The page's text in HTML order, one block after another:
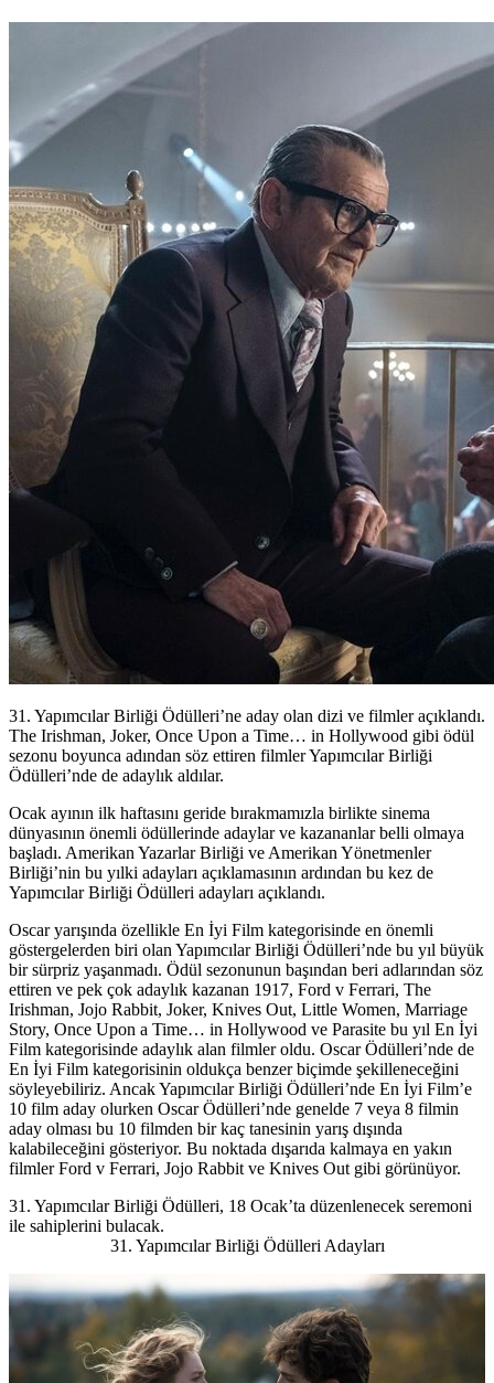
31. Yapımcılar Birliği Ödülleri’ne aday olan dizi ve filmler açıklandı.
The Irishman, Joker, Once Upon a Time… in Hollywood gibi ödül
sezonu boyunca adından söz ettiren filmler Yapımcılar Birliği
Ödülleri’nde de adaylık aldılar.
Ocak ayının ilk haftasını geride bırakmamızla birlikte sinema
dünyasının önemli ödüllerinde adaylar ve kazananlar belli olmaya
başladı. Amerikan Yazarlar Birliği ve Amerikan Yönetmenler
Birliği’nin bu yılki adayları açıklamasının ardından bu kez de
Yapımcılar Birliği Ödülleri adayları açıklandı.
Oscar yarışında özellikle En İyi Film kategorisinde en önemli
göstergelerden biri olan Yapımcılar Birliği Ödülleri’nde bu yıl büyük
bir sürpriz yaşanmadı. Ödül sezonunun başından beri adlarından söz
ettiren ve pek çok adaylık kazanan 1917, Ford v Ferrari, The
Irishman, Jojo Rabbit, Joker, Knives Out, Little Women, Marriage
Story, Once Upon a Time… in Hollywood ve Parasite bu yıl En İyi
Film kategorisinde adaylık alan filmler oldu. Oscar Ödülleri’nde de
En İyi Film kategorisinin oldukça benzer biçimde şekilleneceğini
söyleyebiliriz. Ancak Yapımcılar Birliği Ödülleri’nde En İyi Film’e
10 film aday olurken Oscar Ödülleri’nde genelde 7 veya 8 filmin
aday olması bu 10 filmden bir kaç tanesinin yarış dışında
kalabileceğini gösteriyor. Bu noktada dışarıda kalmaya en yakın
filmler Ford v Ferrari, Jojo Rabbit ve Knives Out gibi görünüyor.
31. Yapımcılar Birliği Ödülleri, 18 Ocak’ta düzenlenecek seremoni
ile sahiplerini bulacak.
31. Yapımcılar Birliği Ödülleri Adayları